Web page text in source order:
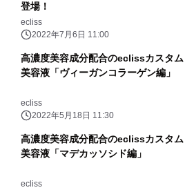
登場！
ecliss
2022年7月6日 11:00
高濃度美容成分配合のeclissカスタム
美容液「ヴィーガンコラーゲン編」
ecliss
2022年5月18日 11:30
高濃度美容成分配合のeclissカスタム
美容液「マデカッソシド編」
ecliss